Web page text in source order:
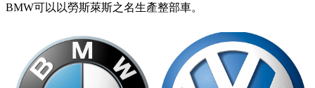
BMW可以以勞斯萊斯之名生產整部車。